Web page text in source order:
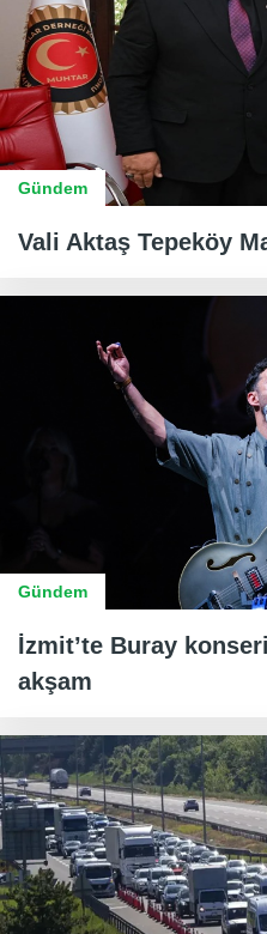
Gündem
Vali Aktaş Tepeköy
Gündem
İzmit’te Buray
akşam